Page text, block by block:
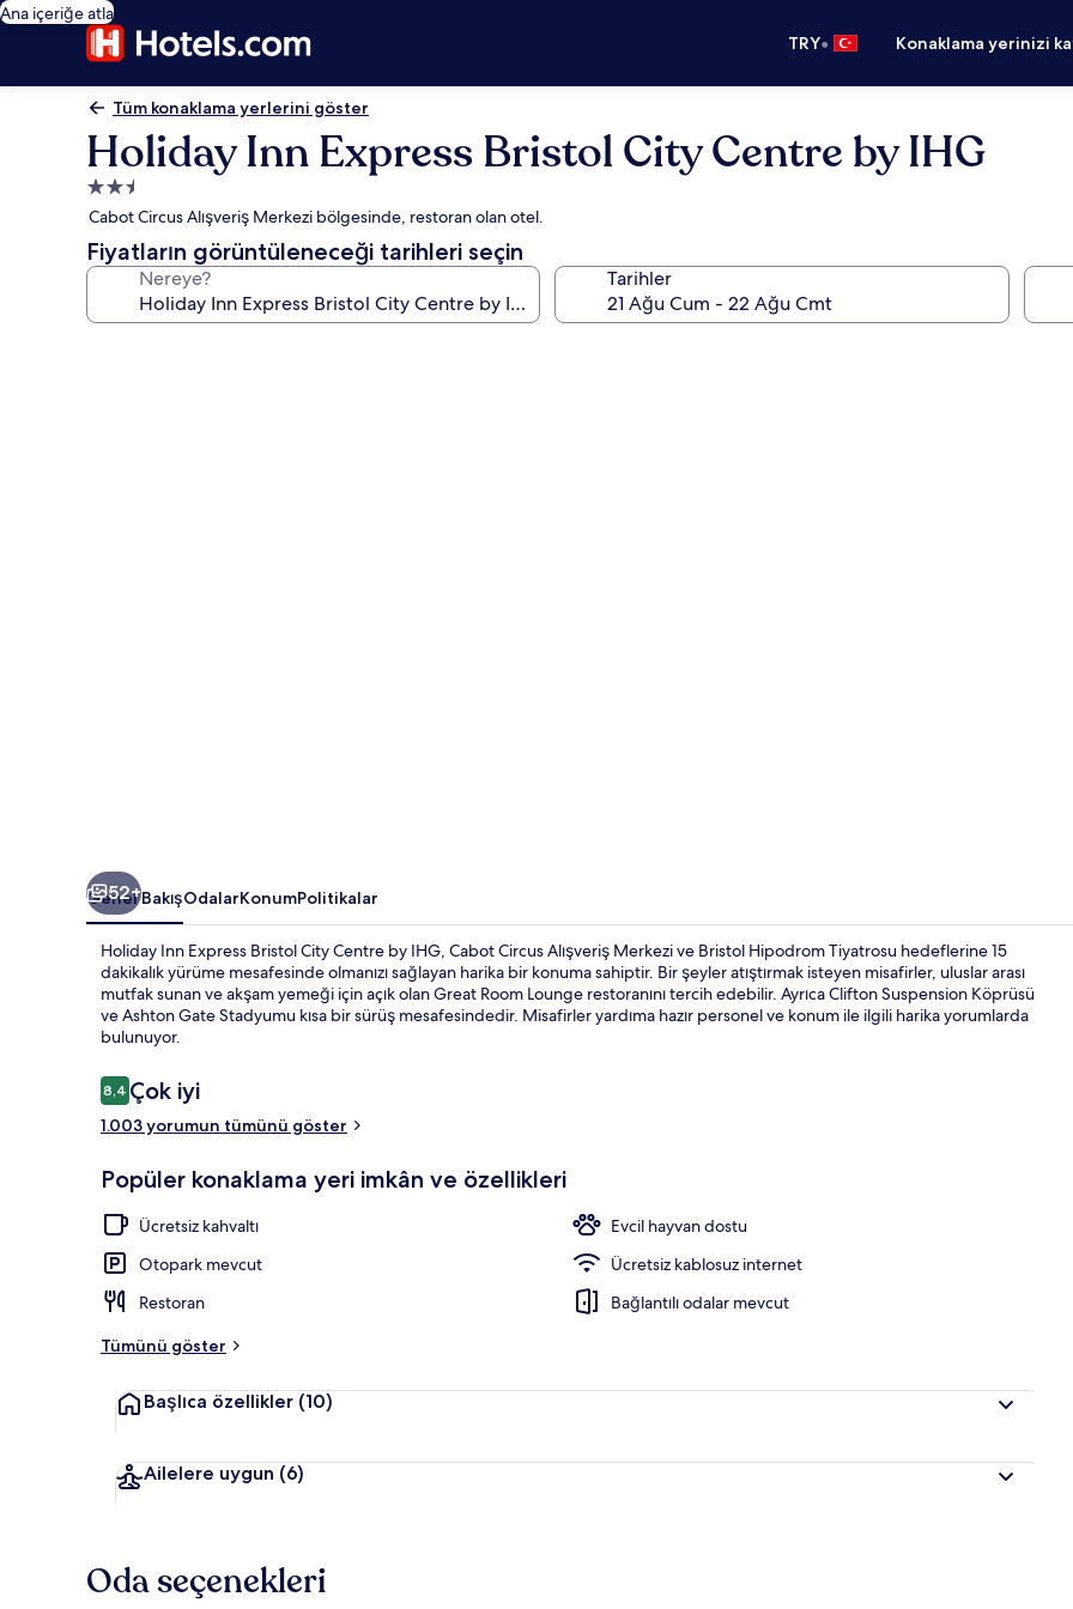
Ana içeriğe atla
TRY• Konaklama yerinizi
Tüm konaklama yerlerini göster
Holiday Inn Express Bristol City Centre by IHG
2.5
yıldızlı
konaklama
yeri
Cabot Circus Alışveriş Merkezi bölgesinde, restoran olan otel.
Fiyatların görüntüleneceği tarihleri seçin
Nereye? Tarihler
Görülecek yer
52+
Genel BakışOdalarKonumPolitikalar
Holiday Inn Express Bristol City Centre by IHG, Cabot Circus Alışveriş Merkezi ve Bristol Hipodrom Tiyatrosu hedeflerine 15
dakikalık yürüme mesafesinde olmanızı sağlayan harika bir konuma sahiptir. Bir şeyler atıştırmak isteyen misafirler, uluslar arası
mutfak sunan ve akşam yemeği için açık olan Great Room Lounge restoranını tercih edebilir. Ayrıca Clifton Suspension Köprüsü
ve Ashton Gate Stadyumu kısa bir sürüş mesafesindedir. Misafirler yardıma hazır personel ve konum ile ilgili harika yorumlarda
bulunuyor.
Yorumlar
8,48,4/10
Çok iyi
1.003 yorumun tümünü göster
Popüler konaklama yeri imkân ve özellikleri
Ücretsiz kahvaltı
Evcil hayvan dostu
Otopark mevcut
Ücretsiz kablosuz internet
Restoran
Bağlantılı odalar mevcut
Tümünü göster
Başlıca özellikler (10)
Ailelere uygun (6)
Oda seçenekleri